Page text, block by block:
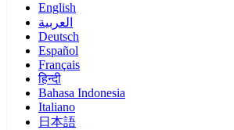
English
العربية
Deutsch
Español
Français
हिन्दी
Bahasa Indonesia
Italiano
日本語